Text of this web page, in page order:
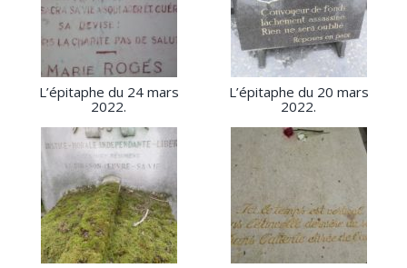
L’épitaphe du 24 mars
2022.
L’épitaphe du 20 mars
2022.